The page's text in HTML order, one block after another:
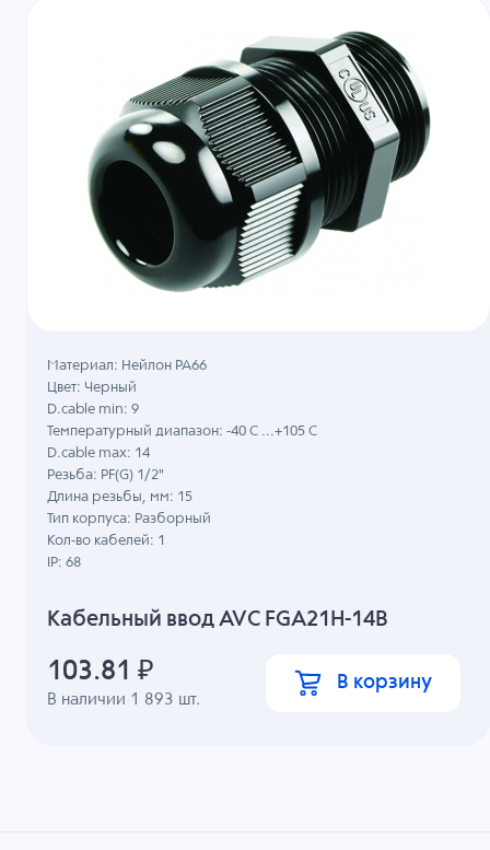
Кабельный ввод AVC FGA21H-14B
В наличии 1 893 шт.
Материал: Нейлон PA66
Цвет: Черный
D.cable min: 9
Температурный диапазон: -40 C ...+105 C
D.cable max: 14
Резьба: PF(G) 1/2"
Длина резьбы, мм: 15
Тип корпуса: Разборный
Кол-во кабелей: 1
IP: 68
103.81 ₽ В корзину